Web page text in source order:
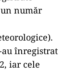
număr
au înregistrat
iar cele